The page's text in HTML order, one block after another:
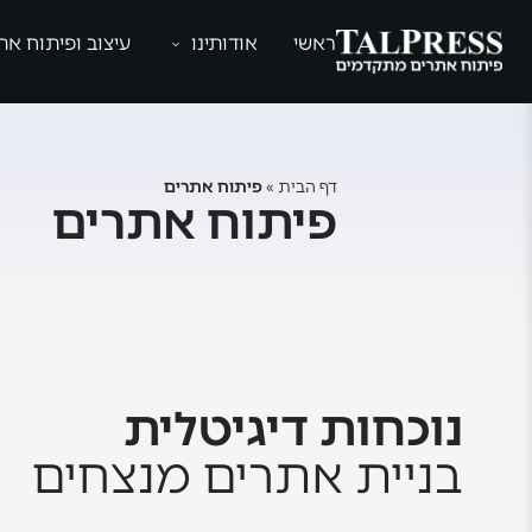
ראשי אודותינו עיצוב ופיתוח
דף הבית »פיתוח אתרים
פיתוח אתרים
נוכחות דיגיטלית
בניית אתרים מנצחים